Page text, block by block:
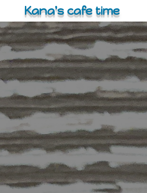
テ
ン
へ
ス
キ
ッ
プ
Kana's cafe time